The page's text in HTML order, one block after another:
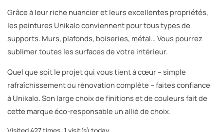
Grâce à leur riche nuancier et leurs excellentes propriétés,
les peintures Unikalo conviennent pour tous types de
supports. Murs, plafonds, boiseries, métal… Vous pourrez
sublimer toutes les surfaces de votre intérieur.
Quel que soit le projet qui vous tient à cœur – simple
rafraîchissement ou rénovation complète – faites confiance
à Unikalo. Son large choix de finitions et de couleurs fait de
cette marque éco-responsable un allié de choix.